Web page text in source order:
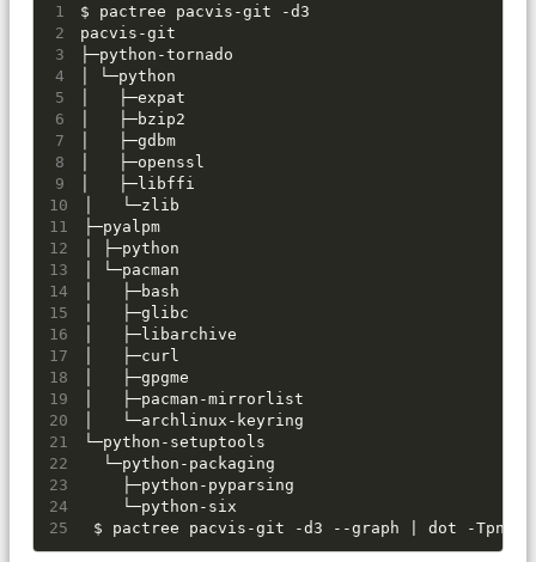
$ pactree pacvis-git -d3
pacvis-git
├─python-tornado
│ └─python
│   ├─expat
│   ├─bzip2
│   ├─gdbm
│   ├─openssl
│   ├─libffi
│   └─zlib
├─pyalpm
│ ├─python
│ └─pacman
│   ├─bash
│   ├─glibc
│   ├─libarchive
│   ├─curl
│   ├─gpgme
│   ├─pacman-mirrorlist
│   └─archlinux-keyring
└─python-setuptools
  └─python-packaging
    ├─python-pyparsing
    └─python-six
$ pactree pacvis-git -d3 --graph dot -Tpng